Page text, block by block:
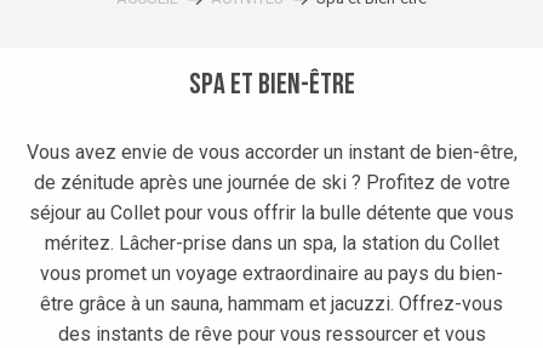
Spa et Bien-être
Vous avez envie de vous accorder un instant de bien-être,
de zénitude après une journée de ski ? Profitez de votre
séjour au Collet pour vous offrir la bulle détente que vous
méritez. Lâcher-prise dans un spa, la station du Collet
vous promet un voyage extraordinaire au pays du bien-
être grâce à un sauna, hammam et jacuzzi. Offrez-vous
des instants de rêve pour vous ressourcer et vous